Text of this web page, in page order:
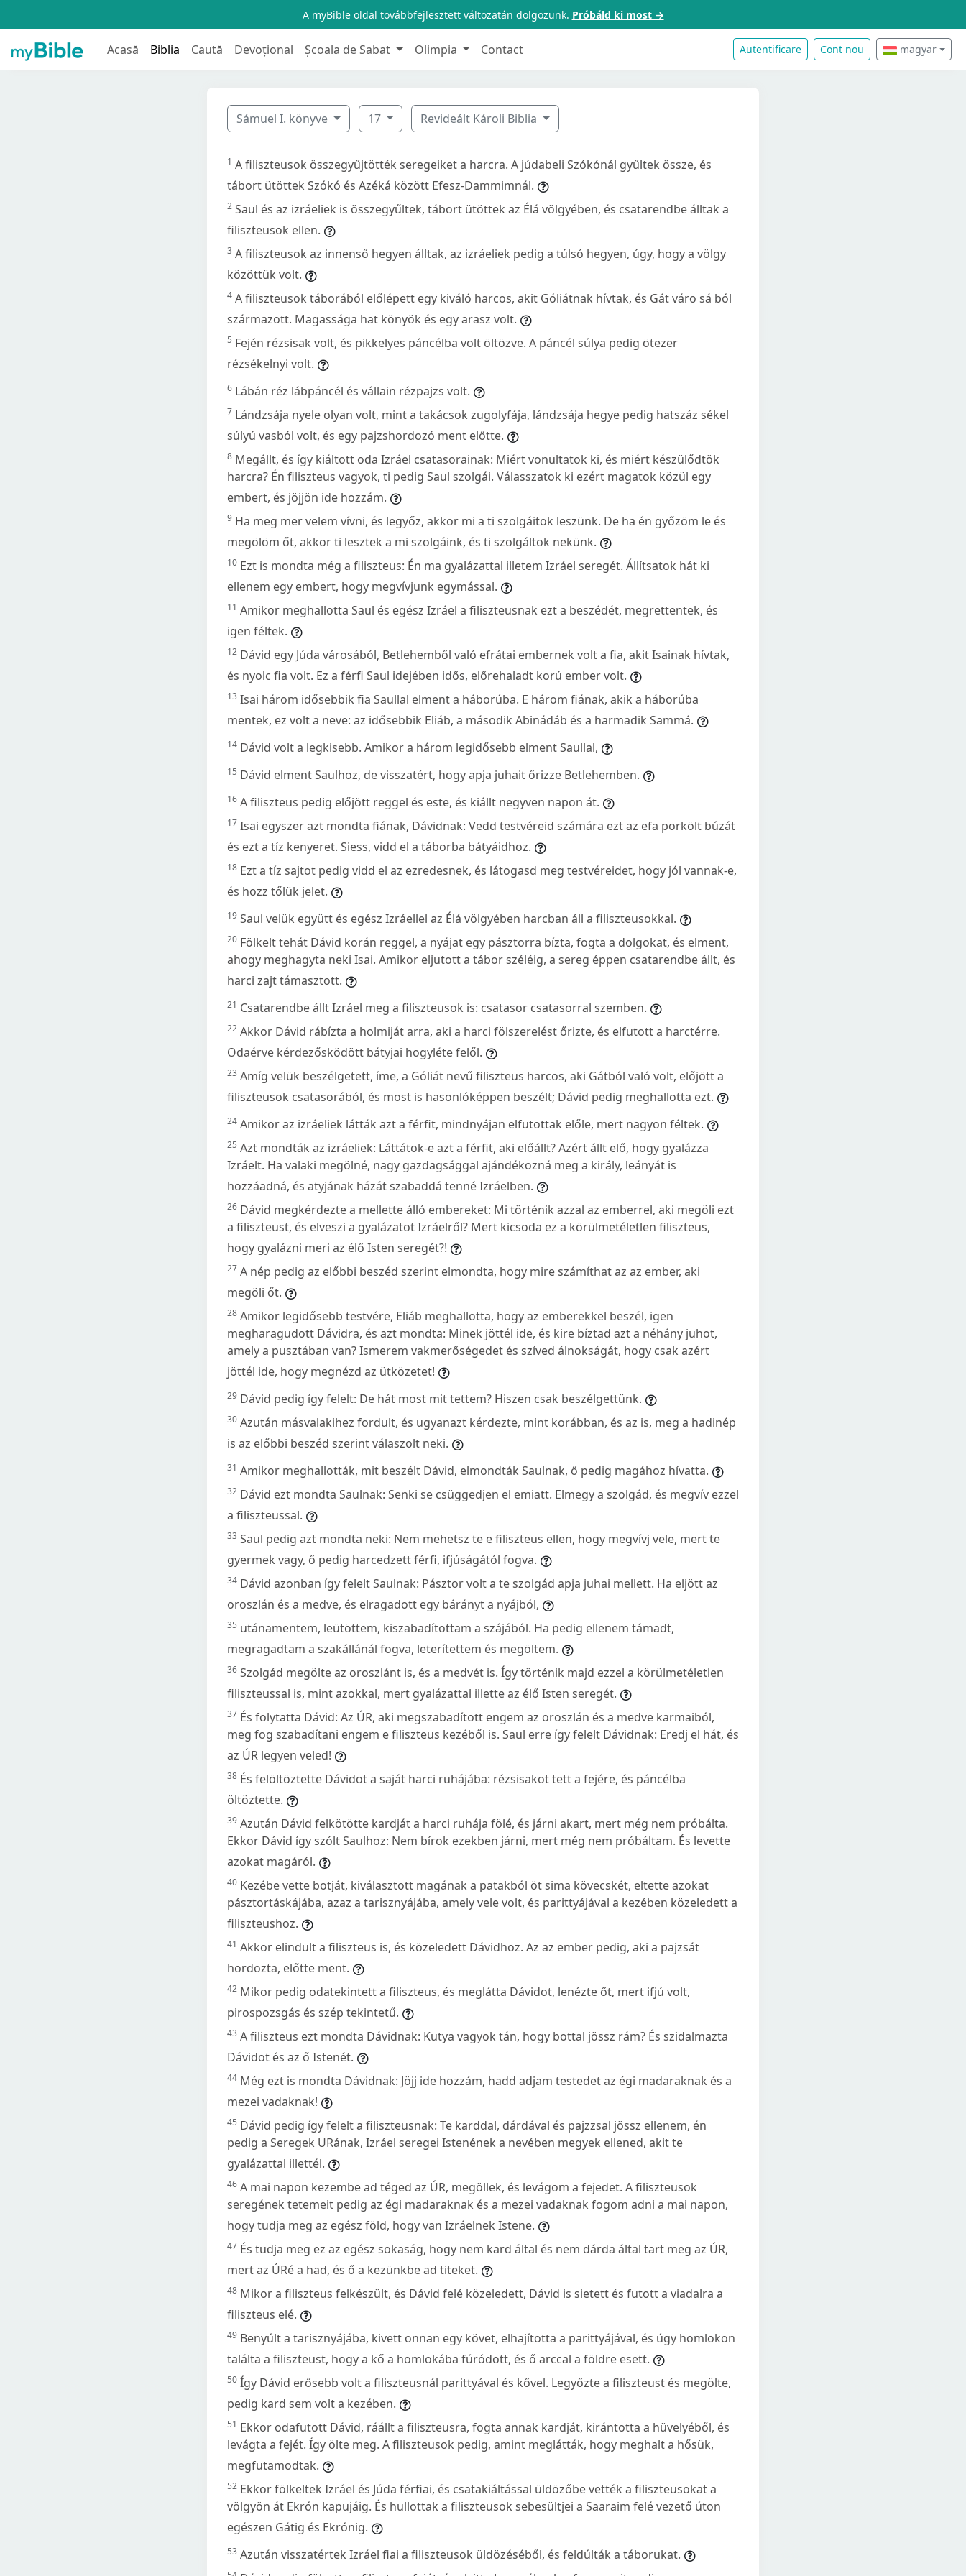
A myBible oldal továbbfejlesztett változatán dolgozunk. Próbáld ki most →
Acasă Biblia Caută Devoțional Școala de Sabat Olimpia Contact Autentificare Cont nou magyar
Sámuel I. könyve 17 Revideált Károli Biblia
1 A filiszteusok összegyűjtötték seregeiket a harcra. A júdabeli Szókónál gyűltek össze, és
tábort ütöttek Szókó és Azéká között Efesz-Dammimnál.
2 Saul és az izráeliek is összegyűltek, tábort ütöttek az Élá völgyében, és csatarendbe álltak a
filiszteusok ellen.
3 A filiszteusok az innenső hegyen álltak, az izráeliek pedig a túlsó hegyen, úgy, hogy a völgy
közöttük volt.
4 A filiszteusok táborából előlépett egy kiváló harcos, akit Góliátnak hívtak, és Gát váro sá ból
származott. Magassága hat könyök és egy arasz volt.
5 Fején rézsisak volt, és pikkelyes páncélba volt öltözve. A páncél súlya pedig ötezer
rézsékelnyi volt.
6 Lábán réz lábpáncél és vállain rézpajzs volt.
7 Lándzsája nyele olyan volt, mint a takácsok zugolyfája, lándzsája hegye pedig hatszáz sékel
súlyú vasból volt, és egy pajzshordozó ment előtte.
8 Megállt, és így kiáltott oda Izráel csatasorainak: Miért vonultatok ki, és miért készülődtök
harcra? Én filiszteus vagyok, ti pedig Saul szolgái. Válasszatok ki ezért magatok közül egy
embert, és jöjjön ide hozzám.
9 Ha meg mer velem vívni, és legyőz, akkor mi a ti szolgáitok leszünk. De ha én győzöm le és
megölöm őt, akkor ti lesztek a mi szolgáink, és ti szolgáltok nekünk.
10 Ezt is mondta még a filiszteus: Én ma gyalázattal illetem Izráel seregét. Állítsatok hát ki
ellenem egy embert, hogy megvívjunk egymással.
11 Amikor meghallotta Saul és egész Izráel a filiszteusnak ezt a beszédét, megrettentek, és
igen féltek.
12 Dávid egy Júda városából, Betlehemből való efrátai embernek volt a fia, akit Isainak hívtak,
és nyolc fia volt. Ez a férfi Saul idejében idős, előrehaladt korú ember volt.
13 Isai három idősebbik fia Saullal elment a háborúba. E három fiának, akik a háborúba
mentek, ez volt a neve: az idősebbik Eliáb, a második Abinádáb és a harmadik Sammá.
14 Dávid volt a legkisebb. Amikor a három legidősebb elment Saullal,
15 Dávid elment Saulhoz, de visszatért, hogy apja juhait őrizze Betlehemben.
16 A filiszteus pedig előjött reggel és este, és kiállt negyven napon át.
17 Isai egyszer azt mondta fiának, Dávidnak: Vedd testvéreid számára ezt az efa pörkölt búzát
és ezt a tíz kenyeret. Siess, vidd el a táborba bátyáidhoz.
18 Ezt a tíz sajtot pedig vidd el az ezredesnek, és látogasd meg testvéreidet, hogy jól vannak-e,
és hozz tőlük jelet.
19 Saul velük együtt és egész Izráellel az Élá völgyében harcban áll a filiszteusokkal.
20 Fölkelt tehát Dávid korán reggel, a nyájat egy pásztorra bízta, fogta a dolgokat, és elment,
ahogy meghagyta neki Isai. Amikor eljutott a tábor széléig, a sereg éppen csatarendbe állt, és
harci zajt támasztott.
21 Csatarendbe állt Izráel meg a filiszteusok is: csatasor csatasorral szemben.
22 Akkor Dávid rábízta a holmiját arra, aki a harci fölszerelést őrizte, és elfutott a harctérre.
Odaérve kérdezősködött bátyjai hogyléte felől.
23 Amíg velük beszélgetett, íme, a Góliát nevű filiszteus harcos, aki Gátból való volt, előjött a
filiszteusok csatasorából, és most is hasonlóképpen beszélt; Dávid pedig meghallotta ezt.
24 Amikor az izráeliek látták azt a férfit, mindnyájan elfutottak előle, mert nagyon féltek.
25 Azt mondták az izráeliek: Láttátok-e azt a férfit, aki előállt? Azért állt elő, hogy gyalázza
Izráelt. Ha valaki megölné, nagy gazdagsággal ajándékozná meg a király, leányát is
hozzáadná, és atyjának házát szabaddá tenné Izráelben.
26 Dávid megkérdezte a mellette álló embereket: Mi történik azzal az emberrel, aki megöli ezt
a filiszteust, és elveszi a gyalázatot Izráelről? Mert kicsoda ez a körülmetéletlen filiszteus,
hogy gyalázni meri az élő Isten seregét?!
27 A nép pedig az előbbi beszéd szerint elmondta, hogy mire számíthat az az ember, aki
megöli őt.
28 Amikor legidősebb testvére, Eliáb meghallotta, hogy az emberekkel beszél, igen
megharagudott Dávidra, és azt mondta: Minek jöttél ide, és kire bíztad azt a néhány juhot,
amely a pusztában van? Ismerem vakmerőségedet és szíved álnokságát, hogy csak azért
jöttél ide, hogy megnézd az ütközetet!
29 Dávid pedig így felelt: De hát most mit tettem? Hiszen csak beszélgettünk.
30 Azután másvalakihez fordult, és ugyanazt kérdezte, mint korábban, és az is, meg a hadinép
is az előbbi beszéd szerint válaszolt neki.
31 Amikor meghallották, mit beszélt Dávid, elmondták Saulnak, ő pedig magához hívatta.
32 Dávid ezt mondta Saulnak: Senki se csüggedjen el emiatt. Elmegy a szolgád, és megvív ezzel
a filiszteussal.
33 Saul pedig azt mondta neki: Nem mehetsz te e filiszteus ellen, hogy megvívj vele, mert te
gyermek vagy, ő pedig harcedzett férfi, ifjúságától fogva.
34 Dávid azonban így felelt Saulnak: Pásztor volt a te szolgád apja juhai mellett. Ha eljött az
oroszlán és a medve, és elragadott egy bárányt a nyájból,
35 utánamentem, leütöttem, kiszabadítottam a szájából. Ha pedig ellenem támadt,
megragadtam a szakállánál fogva, leterítettem és megöltem.
36 Szolgád megölte az oroszlánt is, és a medvét is. Így történik majd ezzel a körülmetéletlen
filiszteussal is, mint azokkal, mert gyalázattal illette az élő Isten seregét.
37 És folytatta Dávid: Az ÚR, aki megszabadított engem az oroszlán és a medve karmaiból,
meg fog szabadítani engem e filiszteus kezéből is. Saul erre így felelt Dávidnak: Eredj el hát, és
az ÚR legyen veled!
38 És felöltöztette Dávidot a saját harci ruhájába: rézsisakot tett a fejére, és páncélba
öltöztette.
39 Azután Dávid felkötötte kardját a harci ruhája fölé, és járni akart, mert még nem próbálta.
Ekkor Dávid így szólt Saulhoz: Nem bírok ezekben járni, mert még nem próbáltam. És levette
azokat magáról.
40 Kezébe vette botját, kiválasztott magának a patakból öt sima kövecskét, eltette azokat
pásztortáskájába, azaz a tarisznyájába, amely vele volt, és parittyájával a kezében közeledett a
filiszteushoz.
41 Akkor elindult a filiszteus is, és közeledett Dávidhoz. Az az ember pedig, aki a pajzsát
hordozta, előtte ment.
42 Mikor pedig odatekintett a filiszteus, és meglátta Dávidot, lenézte őt, mert ifjú volt,
pirospozsgás és szép tekintetű.
43 A filiszteus ezt mondta Dávidnak: Kutya vagyok tán, hogy bottal jössz rám? És szidalmazta
Dávidot és az ő Istenét.
44 Még ezt is mondta Dávidnak: Jöjj ide hozzám, hadd adjam testedet az égi madaraknak és a
mezei vadaknak!
45 Dávid pedig így felelt a filiszteusnak: Te karddal, dárdával és pajzzsal jössz ellenem, én
pedig a Seregek URának, Izráel seregei Istenének a nevében megyek ellened, akit te
gyalázattal illettél.
46 A mai napon kezembe ad téged az ÚR, megöllek, és levágom a fejedet. A filiszteusok
seregének tetemeit pedig az égi madaraknak és a mezei vadaknak fogom adni a mai napon,
hogy tudja meg az egész föld, hogy van Izráelnek Istene.
47 És tudja meg ez az egész sokaság, hogy nem kard által és nem dárda által tart meg az ÚR,
mert az ÚRé a had, és ő a kezünkbe ad titeket.
48 Mikor a filiszteus felkészült, és Dávid felé közeledett, Dávid is sietett és futott a viadalra a
filiszteus elé.
49 Benyúlt a tarisznyájába, kivett onnan egy követ, elhajította a parittyájával, és úgy homlokon
találta a filiszteust, hogy a kő a homlokába fúródott, és ő arccal a földre esett.
50 Így Dávid erősebb volt a filiszteusnál parittyával és kővel. Legyőzte a filiszteust és megölte,
pedig kard sem volt a kezében.
51 Ekkor odafutott Dávid, ráállt a filiszteusra, fogta annak kardját, kirántotta a hüvelyéből, és
levágta a fejét. Így ölte meg. A filiszteusok pedig, amint meglátták, hogy meghalt a hősük,
megfutamodtak.
52 Ekkor fölkeltek Izráel és Júda férfiai, és csatakiáltással üldözőbe vették a filiszteusokat a
völgyön át Ekrón kapujáig. És hullottak a filiszteusok sebesültjei a Saaraim felé vezető úton
egészen Gátig és Ekrónig.
53 Azután visszatértek Izráel fiai a filiszteusok üldözéséből, és feldúlták a táborukat.